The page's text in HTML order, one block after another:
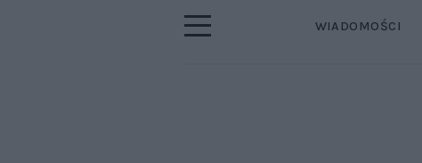
WIADOMOŚCI